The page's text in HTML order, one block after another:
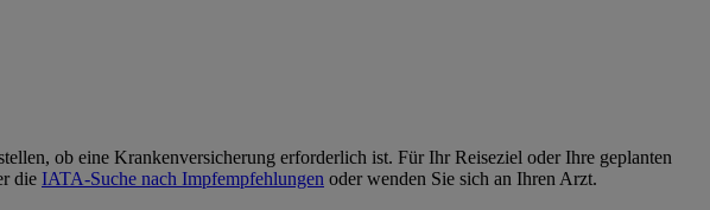
ob eine Krankenversicherung erforderlich ist. Für Ihr Reiseziel oder Ihre geplanten
die IATA-Suche nach Impfempfehlungen oder wenden Sie sich an Ihren Arzt.